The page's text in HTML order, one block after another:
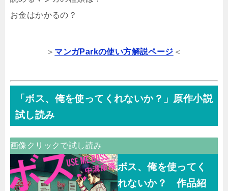
お金はかかるの？
＞ マンガParkの使い方解説ページ ＜
「ボス、俺を使ってくれないか？」原作小説
試し読み
画像クリックで試し読み
ボス、俺を使ってく
れないか？ 作品紹